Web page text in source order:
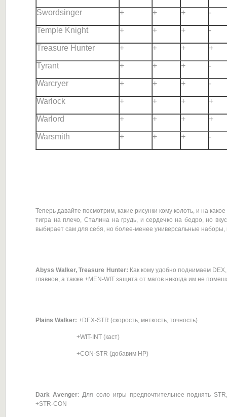
Swordsinger + + + -
Temple Knight + + + -
Treasure Hunter + + + +
Tyrant + + + -
Warcryer + + + -
Warlock + + + +
Warlord + + + +
Warsmith + + + -
Теперь давайте посмотрим, какие рисунки кому колоть, и на
тигра на плечо, Сталина на грудь, и сердечко на бедро, но
выбирает сам для себя, но более-менее универсальные
Abyss Walker, Treasure Hunter: Как кому удобно поднимаем
главное, а также +MEN-WIT защита от магов никогда им не
Plains Walker: +DEX-STR (скорость, меткость, точность)
+WIT-INT (каст)
+CON-STR (добавим НР)
Dark Avenger: Для соло игры предпочтительнее поднять
+STR-CON